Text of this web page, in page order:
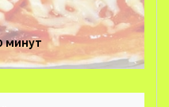
минут